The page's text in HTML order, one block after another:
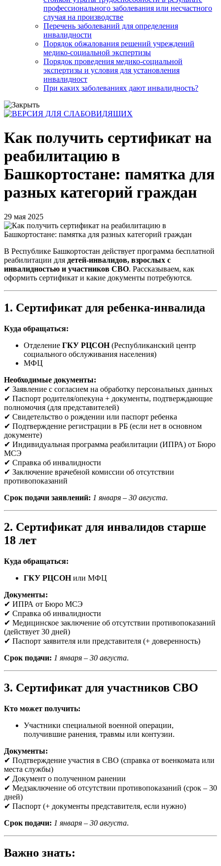
профессионального заболевания или несчастного
случая на производстве
Перечень заболеваний для определения
инвалидности
Порядок обжалования решений учреждений
медико-социальной экспертизы
Порядок проведения медико-социальной
экспертизы и условия для установления
инвалидност
При каких заболеваниях дают инвалидность?
Как получить сертификат на
реабилитацию в
Башкортостане: памятка для
разных категорий граждан
29 мая 2025
В Республике Башкортостан действует программа бесплатной
реабилитации для детей-инвалидов, взрослых с
инвалидностью и участников СВО. Рассказываем, как
оформить сертификат и какие документы потребуются.
1. Сертификат для ребенка-инвалида
Куда обращаться:
Отделение ГКУ РЦСОН(Республиканский центр
социального обслуживания населения)
МФЦ
Необходимые документы:
✔ Заявление с согласием на обработку персональных данных
✔ Паспорт родителя/опекуна + документы, подтверждающие
полномочия (для представителей)
✔ Свидетельство о рождении или паспорт ребенка
✔ Подтверждение регистрации в РБ (если нет в основном
документе)
✔ Индивидуальная программа реабилитации (ИПРА) от Бюро
МСЭ
✔ Справка об инвалидности
✔ Заключение врачебной комиссии об отсутствии
противопоказаний
Срок подачи заявлений: 1 января – 30 августа.
2. Сертификат для инвалидов старше
18 лет
Куда обращаться:
ГКУ РЦСОНили МФЦ
Документы:
✔ ИПРА от Бюро МСЭ
✔ Справка об инвалидности
✔ Медицинское заключение об отсутствии противопоказаний
(действует 30 дней)
✔ Паспорт заявителя или представителя (+ доверенность)
Срок подачи: 1 января – 30 августа.
3. Сертификат для участников СВО
Кто может получить:
Участники специальной военной операции,
получившие ранения, травмы или контузии.
Документы:
✔ Подтверждение участия в СВО (справка от военкомата или
места службы)
✔ Документ о полученном ранении
✔ Медзаключение об отсутствии противопоказаний (срок – 30
дней)
✔ Паспорт (+ документы представителя, если нужно)
Срок подачи: 1 января – 30 августа.
Важно знать: